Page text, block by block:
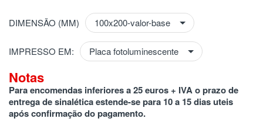
DIMENSÃO (MM)
IMPRESSO EM:
Notas
Para encomendas inferiores a 25 euros + IVA o prazo de
entrega de sinalética estende-se para 10 a 15 dias uteis
após confirmação do pagamento.